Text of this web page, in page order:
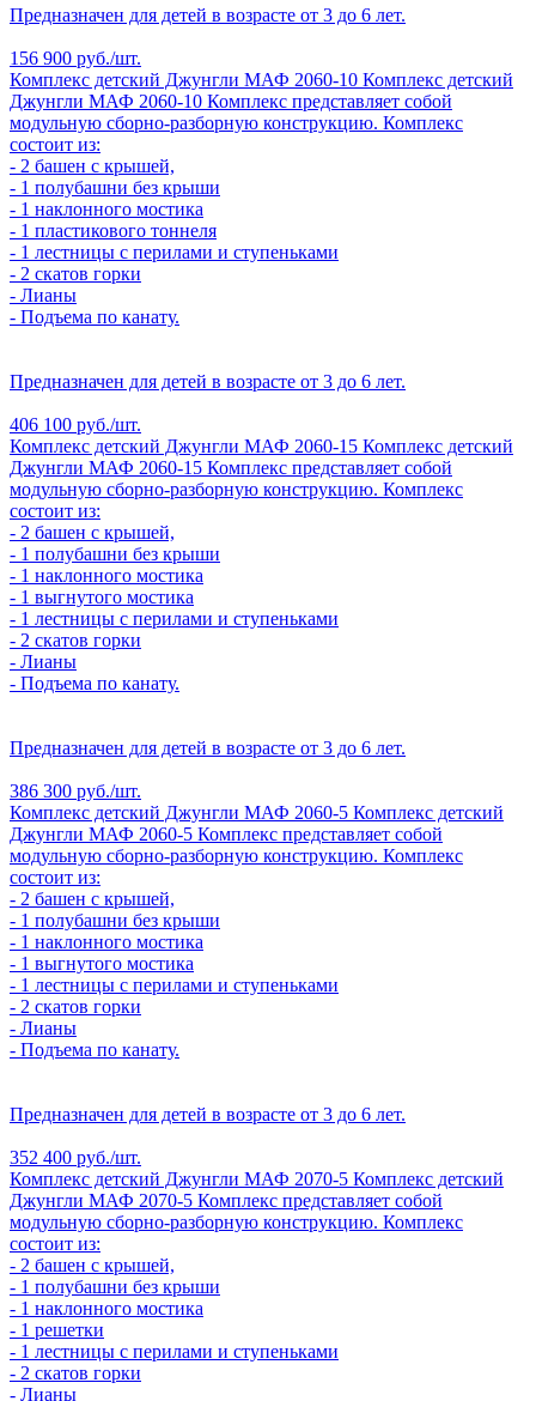
Предназначен для детей в возрасте от 3 до 6 лет.
156 900 руб./шт.
Комплекс детский Джунгли МАФ 2060-10 Комплекс детский
Джунгли МАФ 2060-10 Комплекс представляет собой
модульную сборно-разборную конструкцию. Комплекс
состоит из:
- 2 башен с крышей,
- 1 полубашни без крыши
- 1 наклонного мостика
- 1 пластикового тоннеля
- 1 лестницы с перилами и ступеньками
- 2 скатов горки
- Лианы
- Подъема по канату.
Предназначен для детей в возрасте от 3 до 6 лет.
406 100 руб./шт.
Комплекс детский Джунгли МАФ 2060-15 Комплекс детский
Джунгли МАФ 2060-15 Комплекс представляет собой
модульную сборно-разборную конструкцию. Комплекс
состоит из:
- 2 башен с крышей,
- 1 полубашни без крыши
- 1 наклонного мостика
- 1 выгнутого мостика
- 1 лестницы с перилами и ступеньками
- 2 скатов горки
- Лианы
- Подъема по канату.
Предназначен для детей в возрасте от 3 до 6 лет.
386 300 руб./шт.
Комплекс детский Джунгли МАФ 2060-5 Комплекс детский
Джунгли МАФ 2060-5 Комплекс представляет собой
модульную сборно-разборную конструкцию. Комплекс
состоит из:
- 2 башен с крышей,
- 1 полубашни без крыши
- 1 наклонного мостика
- 1 выгнутого мостика
- 1 лестницы с перилами и ступеньками
- 2 скатов горки
- Лианы
- Подъема по канату.
Предназначен для детей в возрасте от 3 до 6 лет.
352 400 руб./шт.
Комплекс детский Джунгли МАФ 2070-5 Комплекс детский
Джунгли МАФ 2070-5 Комплекс представляет собой
модульную сборно-разборную конструкцию. Комплекс
состоит из:
- 2 башен с крышей,
- 1 полубашни без крыши
- 1 наклонного мостика
- 1 решетки
- 1 лестницы с перилами и ступеньками
- 2 скатов горки
- Лианы